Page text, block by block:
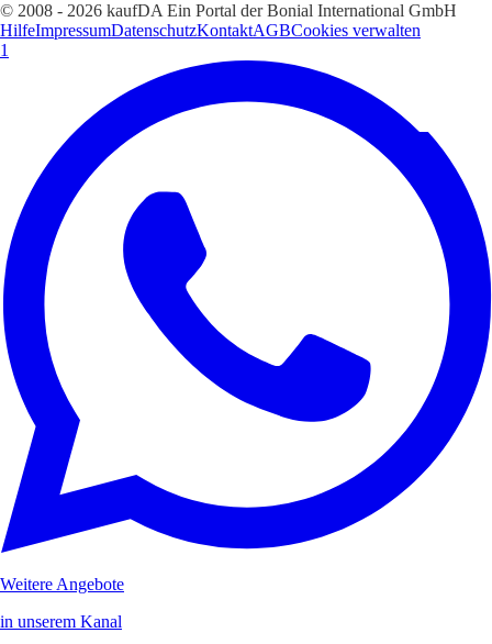
© 2008 - 2026 kaufDA Ein Portal der Bonial International GmbH
HilfeImpressumDatenschutzKontaktAGBCookies verwalten
1
Weitere Angebote
in unserem Kanal